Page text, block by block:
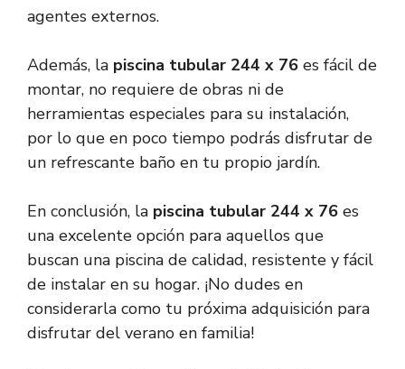
agentes externos.
Además, la piscina tubular 244 x 76 es fácil de
montar, no requiere de obras ni de
herramientas especiales para su instalación,
por lo que en poco tiempo podrás disfrutar de
un refrescante baño en tu propio jardín.
En conclusión, la piscina tubular 244 x 76 es
una excelente opción para aquellos que
buscan una piscina de calidad, resistente y fácil
de instalar en su hogar. ¡No dudes en
considerarla como tu próxima adquisición para
disfrutar del verano en familia!